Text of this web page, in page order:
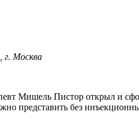
г. Москва
Мишель Пистор открыл и
представить без